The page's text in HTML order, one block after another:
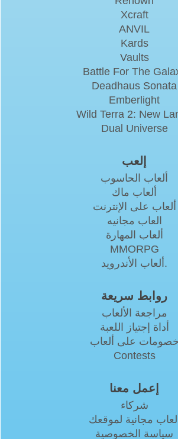
Xcraft
ANVIL
Kards
Vaults
Battle For The
Deadhaus Sonata
Emberlight
Wild Terra 2: New
Dual Universe
إلعب
ألعاب الحاسوب
ألعاب ماك
ألعاب على الإنترنت
العاب مجانيه
ألعاب المهارة
MMORPG
ألعاب الأندرويد.
روابط سريعة
مراجعة الألعاب
أداة إجتياز اللعبة
خصومات على ألعاب
Contests
إعمل معنا
شركاء
مجانية لموقعك
سياسة الخصوصية